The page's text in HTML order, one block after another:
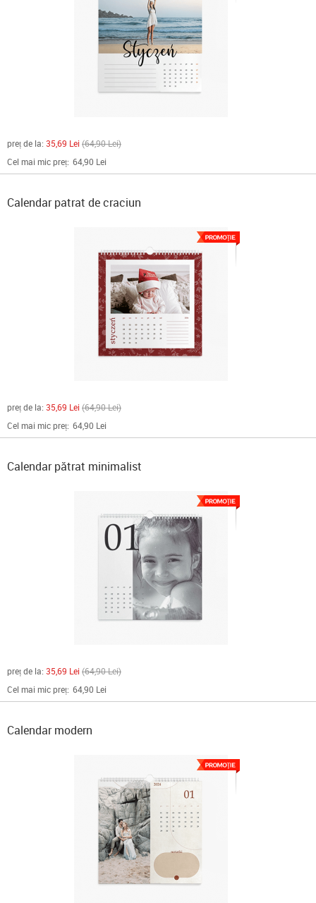
preț de la: 35,69 Lei 64,90 Lei
Cel mai mic preț: 64,90 Lei
Calendar patrat de craciun
preț de la: 35,69 Lei 64,90 Lei
Cel mai mic preț: 64,90 Lei
Calendar pătrat minimalist
preț de la: 35,69 Lei 64,90 Lei
Cel mai mic preț: 64,90 Lei
Calendar modern